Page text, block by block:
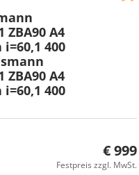
Daten: Getriebehersteller:
0,37 kW
140 U/min
F
genau das, was
ZBA90 A4
400
ZBA90 A4
400
€ 999
Festpreis zzgl. MwSt.